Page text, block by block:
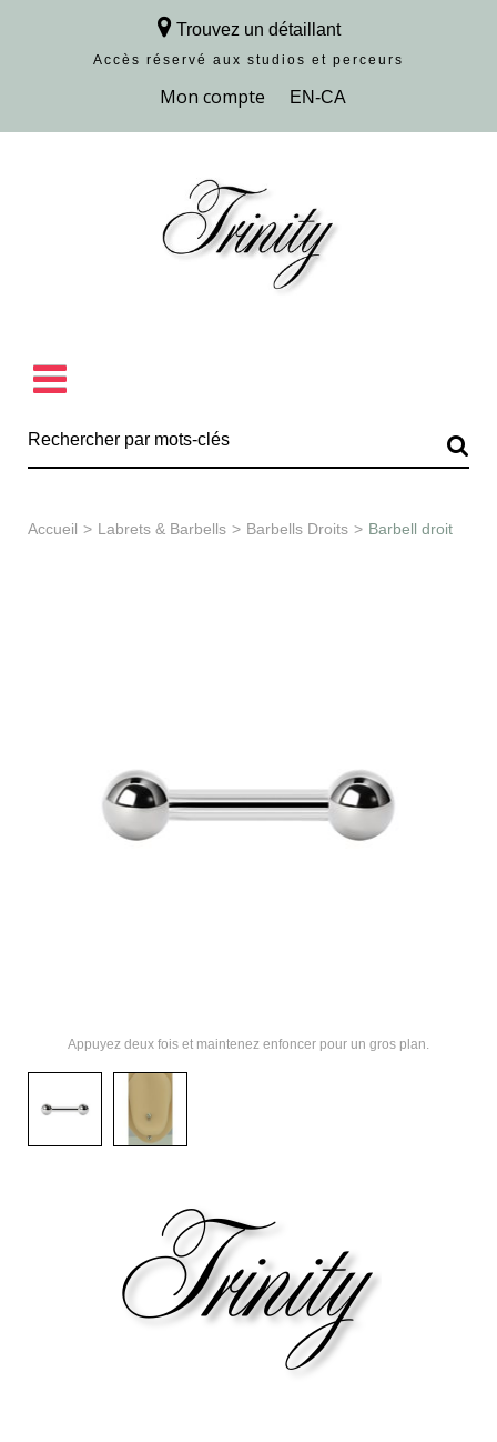
Trouvez un détaillant
Accès réservé aux studios et perceurs
Découvrir la collection
Accueil > Labrets & Barbells > Barbells Droits > Barbell droit
Appuyez deux fois et maintenez enfoncer pour un gros plan.